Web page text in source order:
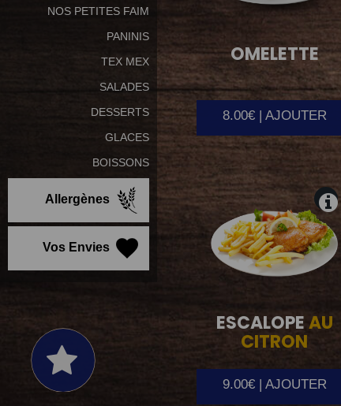
NOS PETITES FAIM
PANINIS
TEX MEX
SALADES
DESSERTS
GLACES
BOISSONS
Allergènes
Vos Envies
OMELETTE
8.00€ | AJOUTER
ESCALOPEAU
CITRON
9.00€ | AJOUTER